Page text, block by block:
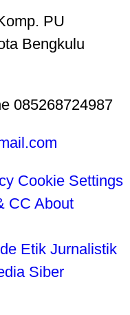
PU
Bengkulu
085268724987
Cookie Settings
CC About
Etik Jurnalistik
Siber